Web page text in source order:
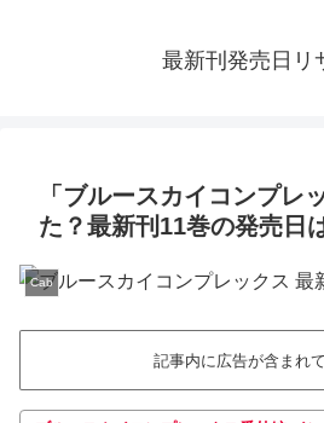
最新刊発売日リ
「ブルースカイコンプレ
た？最新刊11巻の発売日
Cab
記事内に広告が含まれて